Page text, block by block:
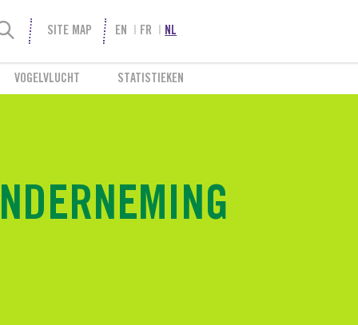
SITE MAP EN FR NL
VOGELVLUCHT STATISTIEKEN